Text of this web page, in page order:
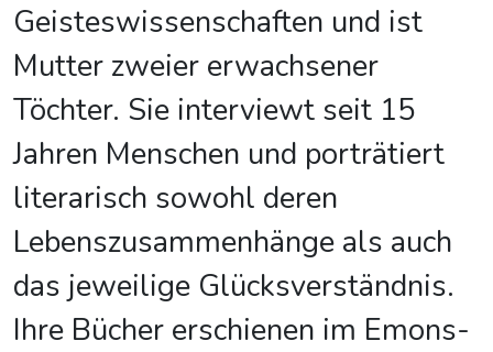
Geisteswissenschaften und ist
Mutter zweier erwachsener
Töchter. Sie interviewt seit 15
Jahren Menschen und porträtiert
literarisch sowohl deren
Lebenszusammenhänge als auch
das jeweilige Glücksverständnis.
Ihre Bücher erschienen im Emons-